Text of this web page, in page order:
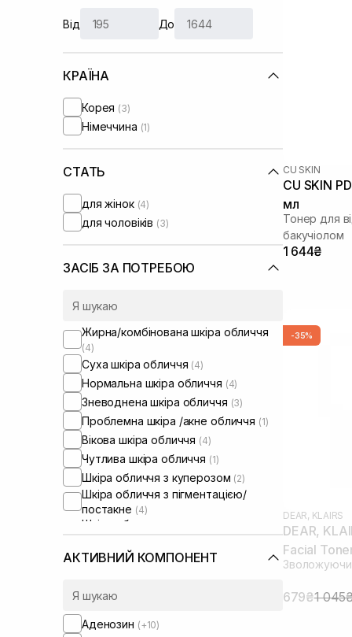
Від До
КРАЇНА
Корея (3)
Німеччина (1)
СТАТЬ
для жінок (4)
для чоловіків (3)
ЗАСІБ ЗА ПОТРЕБОЮ
Жирна/комбінована шкіра обличчя
(4)
Суха шкіра обличчя (4)
Нормальна шкіра обличчя (4)
Зневоднена шкіра обличчя (3)
Проблемна шкіра /акне обличчя (1)
Вікова шкіра обличчя (4)
Чутлива шкіра обличчя (1)
Шкіра обличчя з куперозом (2)
Шкіра обличчя з пігментацією/
постакне (4)
Шкіра обличчя з розширеними
порами
Шкіра обличчя з порушеним
мікробіомом
АКТИВНИЙ КОМПОНЕНТ
Аденозин (+10)
CU SKIN
CU SKIN
мл
Тонер для
бакучіолом
1 644₴
-35%
DEAR, KLAIRS
DEAR,
Facial
679₴1